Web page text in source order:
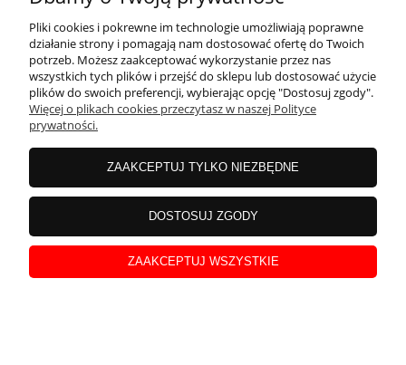
rózowymi.
Pliki cookies i pokrewne im technologie umożliwiają poprawne
działanie strony i pomagają nam dostosować ofertę do Twoich
potrzeb. Możesz zaakceptować wykorzystanie przez nas
wszystkich tych plików i przejść do sklepu lub dostosować użycie
plików do swoich preferencji, wybierając opcję "Dostosuj zgody".
Więcej o plikach cookies przeczytasz w naszej Polityce
prywatności.
ZAAKCEPTUJ TYLKO NIEZBĘDNE
DOSTOSUJ ZGODY
ZAAKCEPTUJ WSZYSTKIE